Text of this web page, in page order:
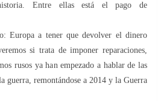
Entre ellas está el pago de
Europa a tener que devolver el dinero
si trata de imponer reparaciones,
rusos ya han empezado a hablar de las
guerra, remontándose a 2014 y la Guerra